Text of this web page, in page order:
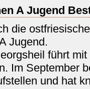
A Jugend
die
Jugend.
führt
Im September
und hat